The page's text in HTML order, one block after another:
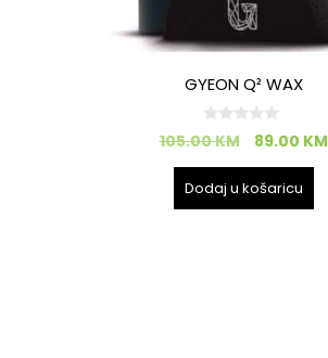
GYEON Q² WAX
0
o
105.00KM 89.00 KM
Dodaj u košaricu